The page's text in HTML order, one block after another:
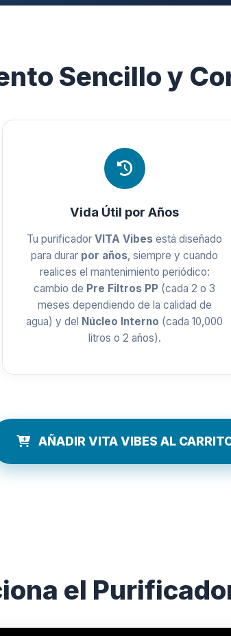
Sencillo y
Vida Útil por Años
Tu purificadorVITA Vibes está diseñado
para durar por años, siempre y cuando
realices el mantenimiento periódico:
cambio de Pre Filtros PP (cada 2 o 3
meses dependiendo de la calidad de
agua) y del Núcleo Interno (cada 10,000
litros o 2 años).
AÑADIR VITA VIBES AL
el